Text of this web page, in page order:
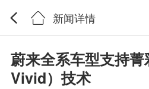
新闻详情
蔚来全系车型支持
Vivid）技术